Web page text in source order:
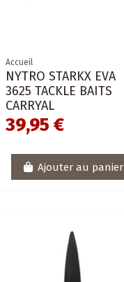
Accueil
NYTRO STARKX EVA
3625 TACKLE BAITS
CARRYAL
39,95 €
Ajouter au panier